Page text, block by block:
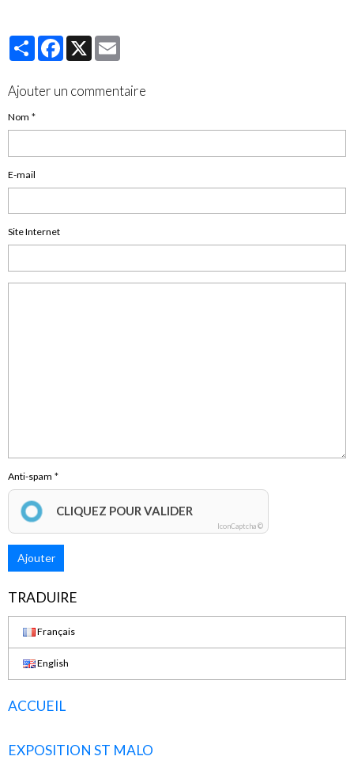
PartagerFacebook
X
Ajouter un commentaire
Nom
E-mail
Site Internet
Anti-spam
CLIQUEZ POUR VALIDER
IconCaptcha ©
Ajouter
TRADUIRE
Français
English
ACCUEIL
EXPOSITION ST MALO